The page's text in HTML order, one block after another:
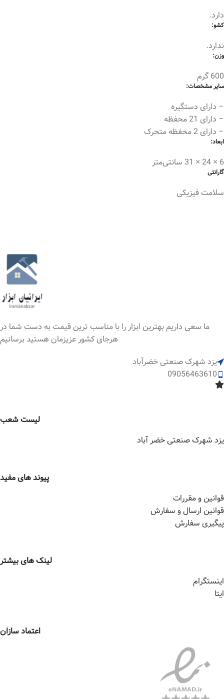
دارد.
کشو:
ندارد.
وزن:
600 گرم
سایر مشخصات:
– دارای دستگیره
– دارای 21 محفظه
– دارای 2 محفظه متحرک
ابعاد:
6 × 24 × 31 سانتی‌متر
گارانتی
سلامت فیزیکی
ما سعی داریم بهترین ابزار را با مناسب ترین قیمت به دست شما در
هرجای کشور عزیزمان هستید برسانیم
یزد شهرک صنعتی خضرآباد
09056463610
لیست شعب
یزد شهرک صنعتی خضر آباد
پیوند های مفید
قوانین و مقررات
قوانین ارسال و سفارش
پیگیری سفارش
لینک های بیشتر
اینستگرام
ایتا
اعتماد سازان